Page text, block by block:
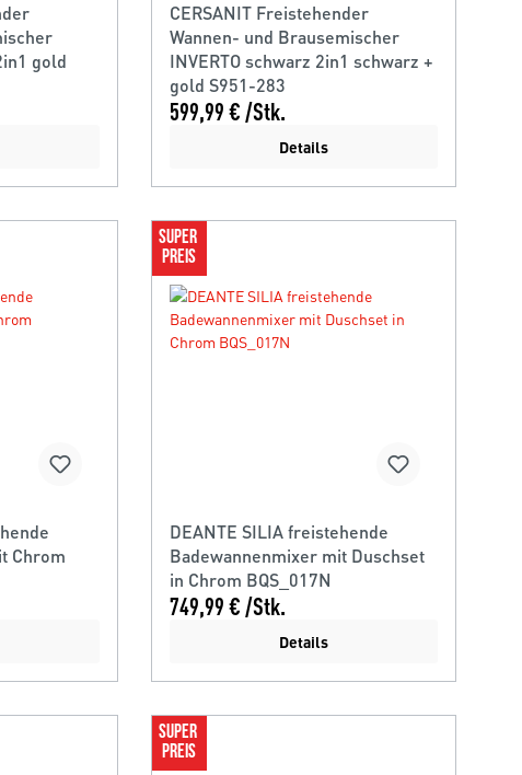
gold
CERSANIT Freistehender
Wannen- und Brausemischer
INVERTO schwarz 2in1 schwarz +
gold S951-283
599,99 € /Stk.
Details
Chrom
SUPER
PREIS
DEANTE SILIA freistehende
Badewannenmixer mit Duschset
in Chrom BQS_017N
749,99 € /Stk.
Details
SUPER
PREIS